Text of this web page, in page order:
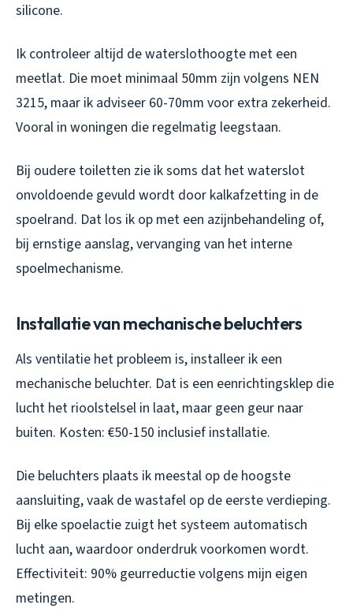
silicone.
Ik controleer altijd de waterslothoogte met een
meetlat. Die moet minimaal 50mm zijn volgens NEN
3215, maar ik adviseer 60-70mm voor extra zekerheid.
Vooral in woningen die regelmatig leegstaan.
Bij oudere toiletten zie ik soms dat het waterslot
onvoldoende gevuld wordt door kalkafzetting in de
spoelrand. Dat los ik op met een azijnbehandeling of,
bij ernstige aanslag, vervanging van het interne
spoelmechanisme.
Installatie van mechanische beluchters
Als ventilatie het probleem is, installeer ik een
mechanische beluchter. Dat is een eenrichtingsklep die
lucht het rioolstelsel in laat, maar geen geur naar
buiten. Kosten: €50-150 inclusief installatie.
Die beluchters plaats ik meestal op de hoogste
aansluiting, vaak de wastafel op de eerste verdieping.
Bij elke spoelactie zuigt het systeem automatisch
lucht aan, waardoor onderdruk voorkomen wordt.
Effectiviteit: 90% geurreductie volgens mijn eigen
metingen.